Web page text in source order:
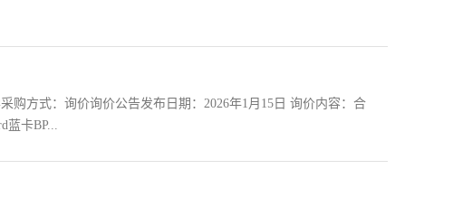
购方式：询价询价公告发布日期：2026年1月15日 询价内容：合
蓝卡BP...